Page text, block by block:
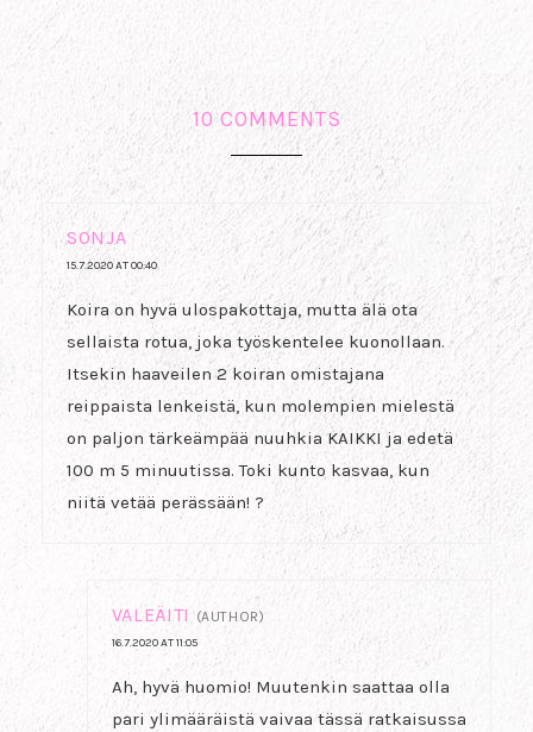
10 COMMENTS
SONJA
15.7.2020 AT 00:40
Koira on hyvä ulospakottaja, mutta älä ota
sellaista rotua, joka työskentelee kuonollaan.
Itsekin haaveilen 2 koiran omistajana
reippaista lenkeistä, kun molempien mielestä
on paljon tärkeämpää nuuhkia KAIKKI ja edetä
100 m 5 minuutissa. Toki kunto kasvaa, kun
niitä vetää perässään! ?
VALEÄITI (AUTHOR)
16.7.2020 AT 11:05
Ah, hyvä huomio! Muutenkin saattaa olla
pari ylimääräistä vaivaa tässä ratkaisussa